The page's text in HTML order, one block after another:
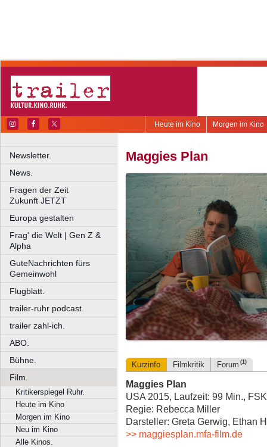
Morgen im Kino
Heute im Kino
Newsletter.
News.
Fragen der Zeit
Zukunft JETZT
Europa gestalten
Frag' die Welt | Gen Z &
Alpha
GuteNachrichten fürs
Gemeinwohl
Flugblatt.
trailer-ruhr podcast.
trailer zahl-ich.
ABO.
Bühne.
Film.
Kritikerspiegel Ruhr.
Heute im Kino
Morgen im Kino
Neu im Kino
Alle Kinos.
Maggies Plan
Kurzinfo Filmkritik Forum (1)
Maggies Plan
USA 2015, Laufzeit: 99 Min.,
Regie: Rebecca Miller
Darsteller: Greta Gerwig, Ethan
>> maggiesplan.mfa-film.de